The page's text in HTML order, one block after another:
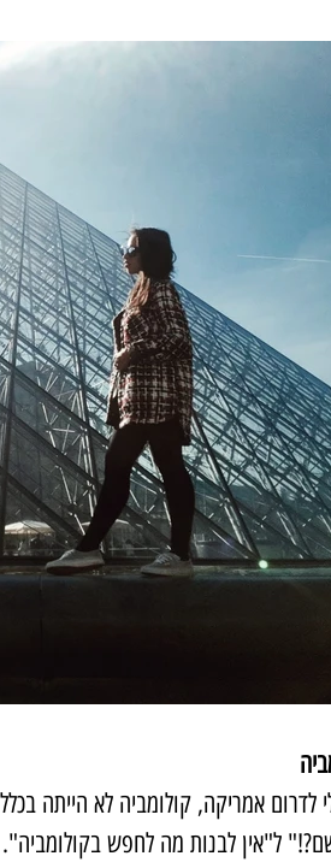
לדרום אמריקה, קולומביה לא הייתה
ל"אין לבנות מה לחפש בקולומביה".